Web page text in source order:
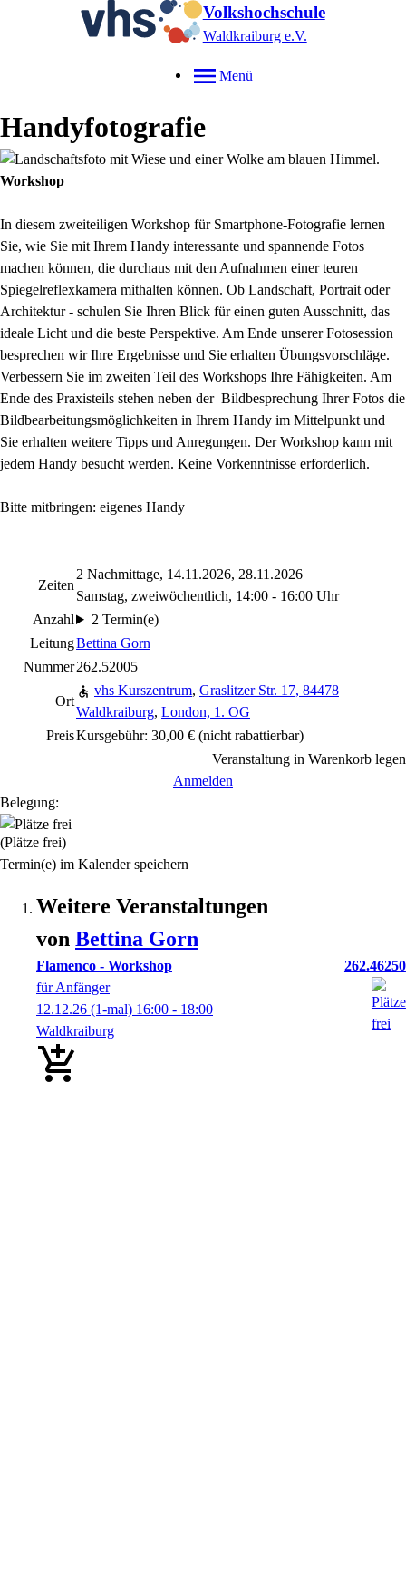
Volkshochschule
Waldkraiburg e.V.
Menü
Handyfotografie
Workshop
In diesem zweiteiligen Workshop für Smartphone-Fotografie lernen
Sie, wie Sie mit Ihrem Handy interessante und spannende Fotos
machen können, die durchaus mit den Aufnahmen einer teuren
Spiegelreflexkamera mithalten können. Ob Landschaft, Portrait oder
Architektur - schulen Sie Ihren Blick für einen guten Ausschnitt, das
ideale Licht und die beste Perspektive. Am Ende unserer Fotosession
besprechen wir Ihre Ergebnisse und Sie erhalten Übungsvorschläge.
Verbessern Sie im zweiten Teil des Workshops Ihre Fähigkeiten. Am
Ende des Praxisteils stehen neben der Bildbesprechung Ihrer Fotos die
Bildbearbeitungsmöglichkeiten in Ihrem Handy im Mittelpunkt und
Sie erhalten weitere Tipps und Anregungen. Der Workshop kann mit
jedem Handy besucht werden. Keine Vorkenntnisse erforderlich.
Bitte mitbringen: eigenes Handy
Zeiten
2 Nachmittage, 14.11.2026, 28.11.2026
Samstag, zweiwöchentlich, 14:00 - 16:00 Uhr
Anzahl
2 Termin(e)
LeitungBettina Gorn
Nummer262.52005
Ort
vhs Kurszentrum, Graslitzer Str. 17, 84478
Waldkraiburg, London, 1. OG
PreisKursgebühr: 30,00 € (nicht rabattierbar)
Veranstaltung in Warenkorb legen
Anmelden
Belegung:
(Plätze frei)
Termin(e) im Kalender speichern
Weitere Veranstaltungen
von Bettina Gorn
Flamenco - Workshop
262.46250
für Anfänger
12.12.26 (1-mal) 16:00 - 18:00
Waldkraiburg